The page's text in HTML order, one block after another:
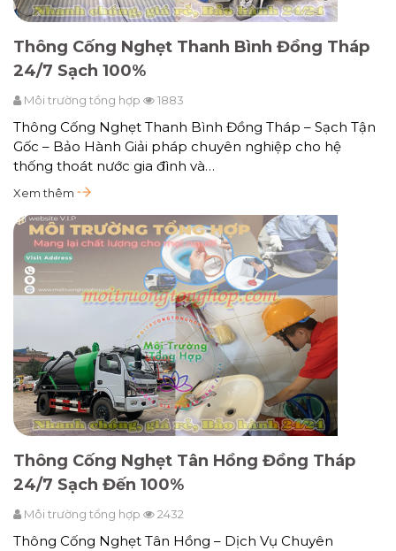
Thông Cống Nghẹt Thanh Bình Đồng Tháp
24/7 Sạch 100%
Môi trường tổng hợp 1883
Thông Cống Nghẹt Thanh Bình Đồng Tháp – Sạch Tận
Gốc – Bảo Hành Giải pháp chuyên nghiệp cho hệ
thống thoát nước gia đình và…
Xem thêm
Thông Cống Nghẹt Tân Hồng Đồng Tháp
24/7 Sạch Đến 100%
Môi trường tổng hợp 2432
Thông Cống Nghẹt Tân Hồng – Dịch Vụ Chuyên